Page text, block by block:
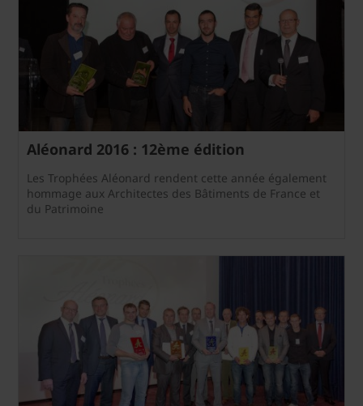
Aléonard 2016 : 12ème édition
Les Trophées Aléonard rendent cette année également
hommage aux Architectes des Bâtiments de France et
du Patrimoine